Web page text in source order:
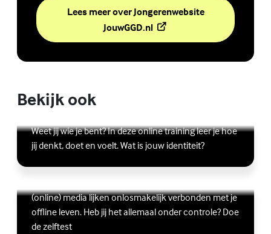
Lees meer over Jongerenwebsite
JouwGGD.nl(Externe link)
Bekijk ook
Online zelfhulptraining - Wie ben ik?
Weet jij wie je bent? In deze online training leer je hoe
jij denkt, doet en voelt. Wat is jouw identiteit?
Lees meer over Online zelfhulptraining - Wie ben ik?
(Externe link)
Ben jij digitaal in balans?
(online) media lijken onlosmakelijk verbonden met je
offline leven. Heb jij het allemaal onder controle? Doe
de zelftest
Lees meer over Ben jij digitaal in balans?
(Externe link)